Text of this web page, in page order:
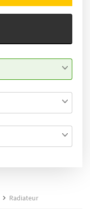
Radiateur